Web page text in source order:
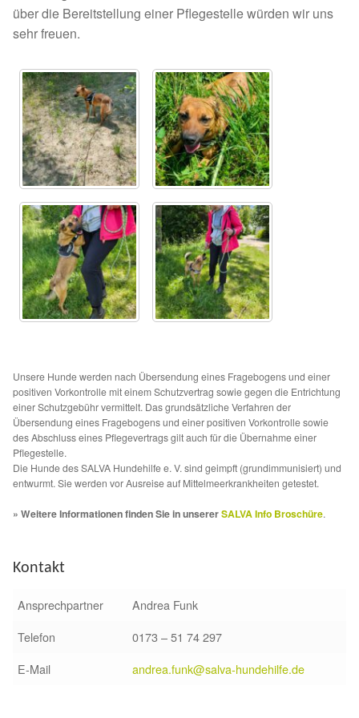
Glückliche Fellnasen
Regenbogenbrücke
Aktuelles
SALVA News
Reiseberichte
Kreativprojekte
Unsere Partnertierheime
Aktion „Hilfe La Linea“
Updates „Hilfe La Linea“
Partnertierheim in Bulgarien
Partnertierheim in Polen
über die Bereitstellung einer Pflegestelle würden wir uns
sehr freuen.
Unsere Hunde werden nach Übersendung eines Fragebogens und einer
positiven Vorkontrolle mit einem Schutzvertrag sowie gegen die Entrichtung
einer Schutzgebühr vermittelt. Das grundsätzliche Verfahren der
Übersendung eines Fragebogens und einer positiven Vorkontrolle sowie
des Abschluss eines Pflegevertrags gilt auch für die Übernahme einer
Pflegestelle.
Die Hunde des SALVA Hundehilfe e. V. sind geimpft (grundimmunisiert) und
entwurmt. Sie werden vor Ausreise auf Mittelmeerkrankheiten getestet.
» Weitere Informationen finden Sie in unsererSALVA Info Broschüre.
Kontakt
Ansprechpartner
Andrea Funk
Telefon
0173 – 51 74 297
E-Mail
andrea.funk@salva-hundehilfe.de